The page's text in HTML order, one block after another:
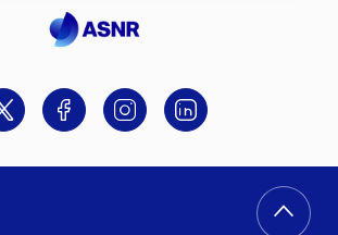
TwitterFacebookInstagramLinkedin